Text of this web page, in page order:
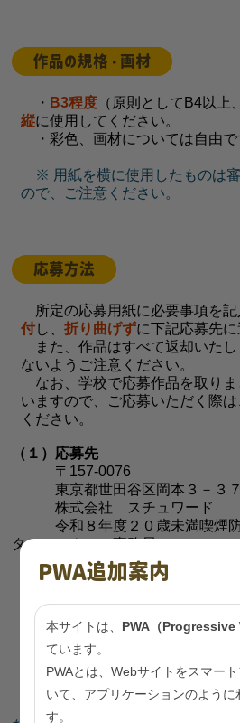
作品の規格・画材
・ B3程度（原則としてB4以上
縦に使用してください。
・彩色、画材については自由で
※ 用紙を横に使用したものは
ので、ご注意ください。
応募方法
所定の応募用紙に必要事項を記
付し、 折り曲げずに下記応募先に
また、作品はすべて返却いた
ないようご注意ください。
なお、学校で応募作品を取り
いますので、ご応募いただく際
ください。
（１）応募先
〒157-0076
東京都世田谷区岡本３－３７
株式会社 スチュワード
令和８年度２０歳未満喫煙防
ターコンクール事務局
・応募用紙はこちら
（２）応募に当たっての注意
① 一人1点のみ応募できます
② 既存のキャラクター等は使
③ 未発表のオリジナル作品に
※結果が発表されるまでは、
PWA追加案内
本サイトは、 PWA（Progressive
ています。
PWAとは、Webサイトをスマー
いて、アプリケーションのよう
す。